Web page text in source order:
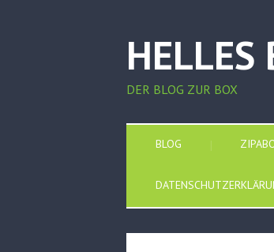
HELLES
DER BLOG ZUR BOX
BLOG